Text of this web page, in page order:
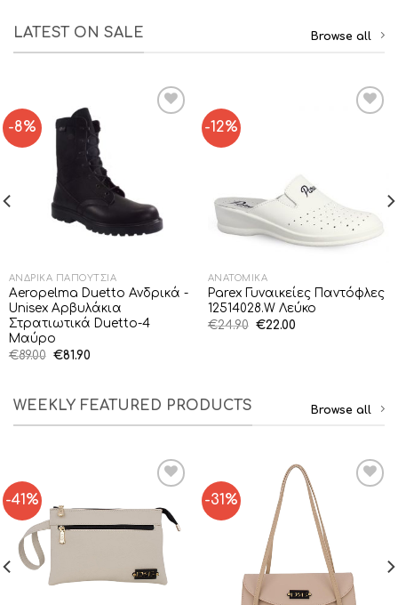
€79.00.
LATEST ON SALE Browse all
-8%
ΑΝΔΡΙΚΆ ΠΑΠΟΎΤΣΙΑ
Aeropelma Duetto Ανδρικά -
Unisex Αρβυλάκια
Στρατιωτικά Duetto-4
Μαύρο
€89.00 Original
€81.90Η
€81.90.
-12%
ΑΝΑΤΟΜΙΚΆ
Parex Γυναικείες Παντόφλες
12514028.W Λεύκο
€24.90 Original
€22.00Η
WEEKLY FEATURED PRODUCTS Browse all
-41%
Wishlist
-31%